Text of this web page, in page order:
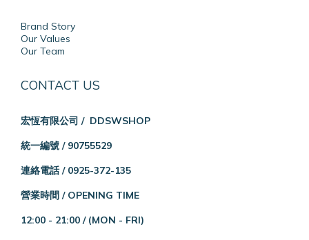
Brand Story
Our Values
Our Team
CONTACT US
宏恆有限公司 / DDSWSHOP
統一編號 / 90755529
連絡電話 / 0925-372-135
營業時間 / OPENING TIME
12:00 - 21:00 / (MON - FRI)